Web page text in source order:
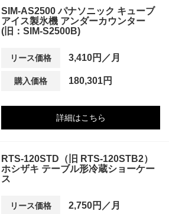
SIM-AS2500 パナソニック キューブ
アイス製氷機 アンダーカウンター
(旧：SIM-S2500B)
リース価格 3,410円／月
購入価格 180,301円
詳細はこちら
RTS-120STD（旧 RTS-120STB2）
ホシザキ テーブル形冷蔵ショーケー
ス
リース価格 2,750円／月